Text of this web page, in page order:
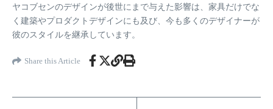
ヤコブセンのデザインが後世にまで与えた影響は、家具だけでな
く建築やプロダクトデザインにも及び、今も多くのデザイナーが
彼のスタイルを継承しています。
Share this Article